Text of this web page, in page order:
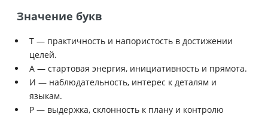
Значение букв
Т — практичность и напористость в достижении
целей.
А — стартовая энергия, инициативность и прямота.
И — наблюдательность, интерес к деталям и
языкам.
Р — выдержка, склонность к плану и контролю